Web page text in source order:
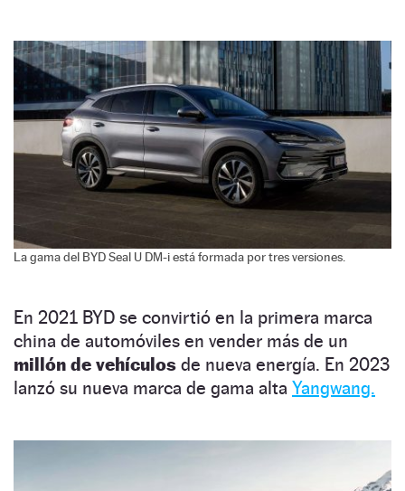
La gama del BYD Seal U DM-i está formada por tres versiones.
En 2021 BYD se convirtió en la primera marca
china de automóviles en vender más de un
millón de vehículos de nueva energía. En 2023
lanzó su nueva marca de gama alta Yangwang.